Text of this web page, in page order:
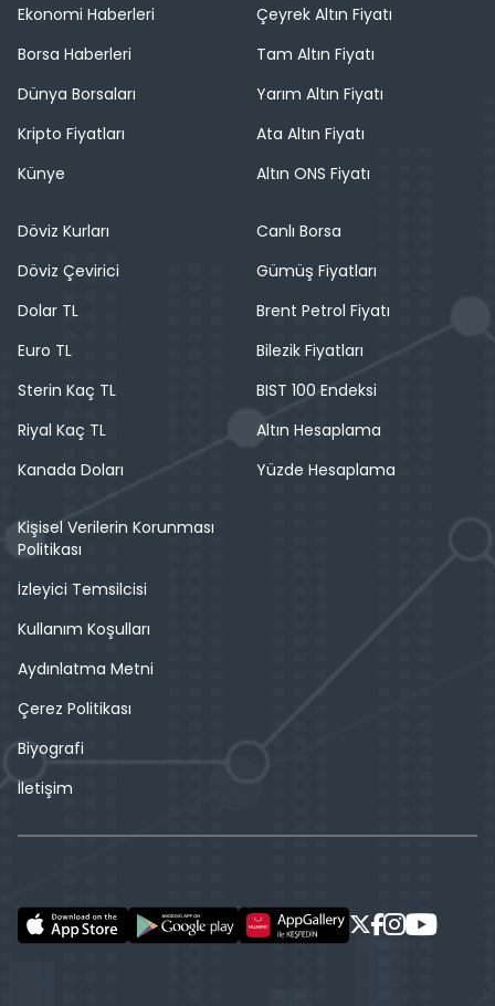
Ekonomi Haberleri
Borsa Haberleri
Dünya Borsaları
Kripto Fiyatları
Künye
Çeyrek Altın Fiyatı
Tam Altın Fiyatı
Yarım Altın Fiyatı
Ata Altın Fiyatı
Altın ONS Fiyatı
Döviz Kurları
Döviz Çevirici
Dolar TL
Euro TL
Sterin Kaç TL
Riyal Kaç TL
Kanada Doları
Canlı Borsa
Gümüş Fiyatları
Brent Petrol Fiyatı
Bilezik Fiyatları
BIST 100 Endeksi
Altın Hesaplama
Yüzde Hesaplama
Kişisel Verilerin Korunması
Politikası
İzleyici Temsilcisi
Kullanım Koşulları
Aydınlatma Metni
Çerez Politikası
Biyografi
İletişim